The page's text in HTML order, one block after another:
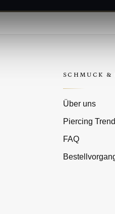
SCHMUCK &
Über uns
Piercing
FAQ